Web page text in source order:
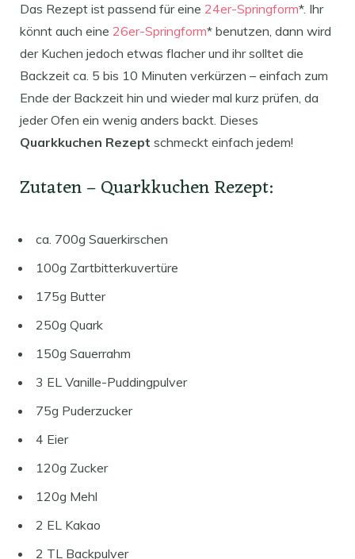
Das Rezept ist passend für eine 24er-Springform*. Ihr
könnt auch eine 26er-Springform* benutzen, dann wird
der Kuchen jedoch etwas flacher und ihr solltet die
Backzeit ca. 5 bis 10 Minuten verkürzen – einfach zum
Ende der Backzeit hin und wieder mal kurz prüfen, da
jeder Ofen ein wenig anders backt. Dieses
Quarkkuchen Rezept schmeckt einfach jedem!
Zutaten – Quarkkuchen Rezept:
ca. 700g Sauerkirschen
100g Zartbitterkuvertüre
175g Butter
250g Quark
150g Sauerrahm
3 EL Vanille-Puddingpulver
75g Puderzucker
4 Eier
120g Zucker
120g Mehl
2 EL Kakao
2 TL Backpulver